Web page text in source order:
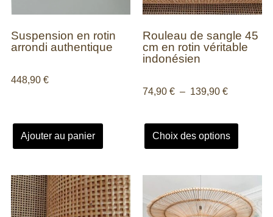
Suspension en rotin
arrondi authentique
448,90 €
Ajouter au panier
Rouleau de sangle 45
cm en rotin véritable
indonésien
74,90 € – 139,90 €
Choix des options